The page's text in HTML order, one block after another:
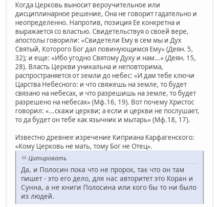
Когда Церковь выносит вероучительное или
дисциплинарное решение, Она не говорит гадательно и
неопределенно. Напротив, позиция Ее конкретна и
выражается со властью. Свидетельствуя о своей вере,
апостолы говорили: «Свидетели Ему в сем мы и Дух
Святый, Которого Бог дал повинующимся Ему» (Деян. 5,
32); и еще: «Ибо угодно Святому Духу и нам...» (Деян. 15,
28). Власть Церкви уникальна и неповторима,
распространяется от земли до небес: «И дам тебе ключи
Царства Небесного: и что свяжешь на земле, то будет
связано на небесах, и что разрешишь на земле, то будет
разрешено на небесах» (Мф.16, 19). Вот почему Христос
говорил: «...скажи церкви; а если и церкви не послушает,
то да будет он тебе как язычник и мытарь» (Мф.18, 17).
Известно древнее изречение Киприана Карфагенского:
«Кому Церковь не мать, тому Бог не Отец».
Цитировать
Да, и Полосин пока что не пророк, так что он там
пишет - это его дело, для нас авторитет это Коран и
Сунна, а не книги Полосина или кого бы то ни было
из людей.